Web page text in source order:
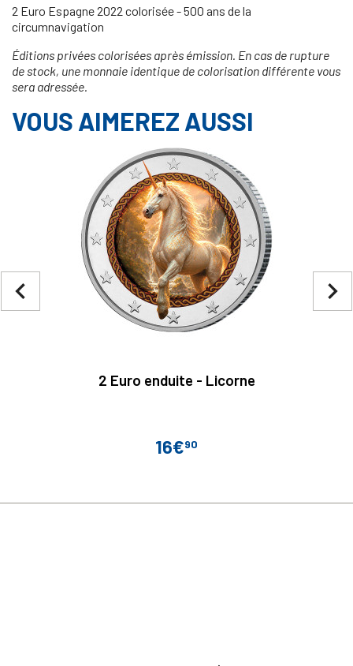
2 Euro Espagne 2022 colorisée - 500 ans de la
circumnavigation
Éditions privées colorisées après émission. En cas de rupture
de stock, une monnaie identique de colorisation différente vous
sera adressée.
VOUS AIMEREZ AUSSI
2 Euro enduite - Licorne
Prix
16€90
navigate_next
navigate_before